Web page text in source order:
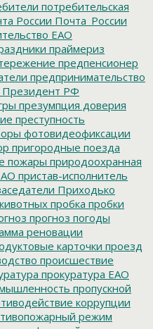
потребительская
России Почта_России
ЕАО
праймериз
предпенсионер
предпринимательство
Президент РФ
презумпция доверия
преступность
фотовидеофиксации
пригородные поезда
пожары природоохранная
пристав-исполнитель
Приходько
пробка пробки
прогноз погоды
реновации
карточки проезд
происшествие
прокуратура ЕАО
пропускной
коррупции
режим